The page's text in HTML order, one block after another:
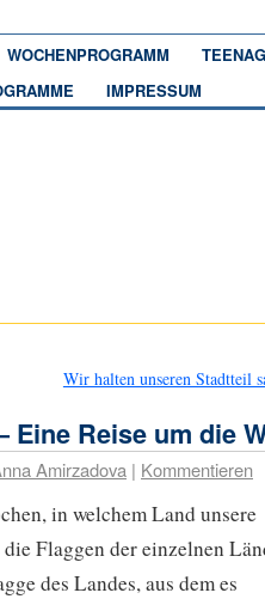
WOCHENPROGRAMM
IMPRESSUM
Wir halten unseren Stadtteil
Eine Reise um die
Amirzadova | Kommentieren
in welchem Land unsere
Flaggen der einzelnen
des Landes, aus dem es